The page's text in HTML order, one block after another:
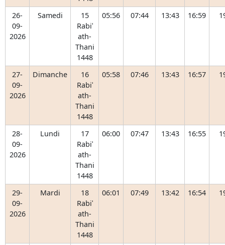
26-
09-
2026
Samedi
15
Rabiʿ
ath-
Thani
1448
05:56 07:44 13:43 16:59
27-
09-
2026
Dimanche
16
Rabiʿ
ath-
Thani
1448
05:58 07:46 13:43 16:57
28-
09-
2026
Lundi
17
Rabiʿ
ath-
Thani
1448
06:00 07:47 13:43 16:55
29-
09-
2026
Mardi
18
Rabiʿ
ath-
Thani
1448
06:01 07:49 13:42 16:54